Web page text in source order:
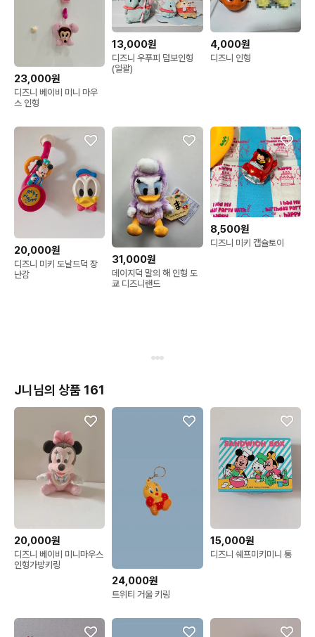
23,000원
디즈니 베이비 미니 마우
스 인형
13,000원
디즈니 우푸피 덤보인형
(일괄)
4,000원
디즈니 인형
20,000원
디즈니 미키 도날드덕 장
난감
31,000원
데이지덕 말의 해 인형 도
쿄 디즈니랜드
8,500원
디즈니 미키 캡슐토이
J니님의 상품 161
20,000원
디즈니 베이비 미니마우스
인형가방키링
24,000원
트위티 거울 키링
15,000원
디즈니 쉐프미키미니 통